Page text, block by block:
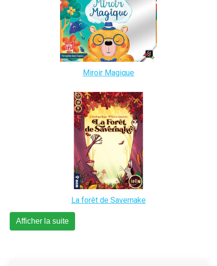
Miroir Magique
La forêt de Savernake
Afficher la suite